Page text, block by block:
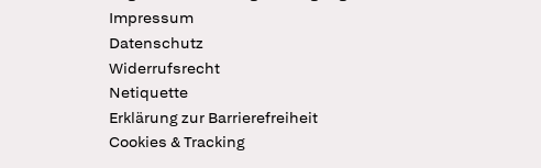
Impressum
Datenschutz
Widerrufsrecht
Netiquette
Erklärung zur Barrierefreiheit
Cookies & Tracking